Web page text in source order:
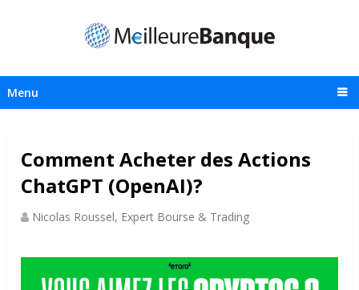
Menu
Comment Acheter des Actions
ChatGPT (OpenAI)?
Nicolas Roussel, Expert Bourse & Trading